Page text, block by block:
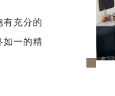
有充分的
如一的精